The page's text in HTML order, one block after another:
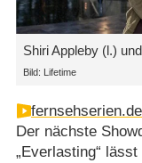
Shiri Appleby (l.)
Bild: Lifetime
Der nächste
„Everlasting“